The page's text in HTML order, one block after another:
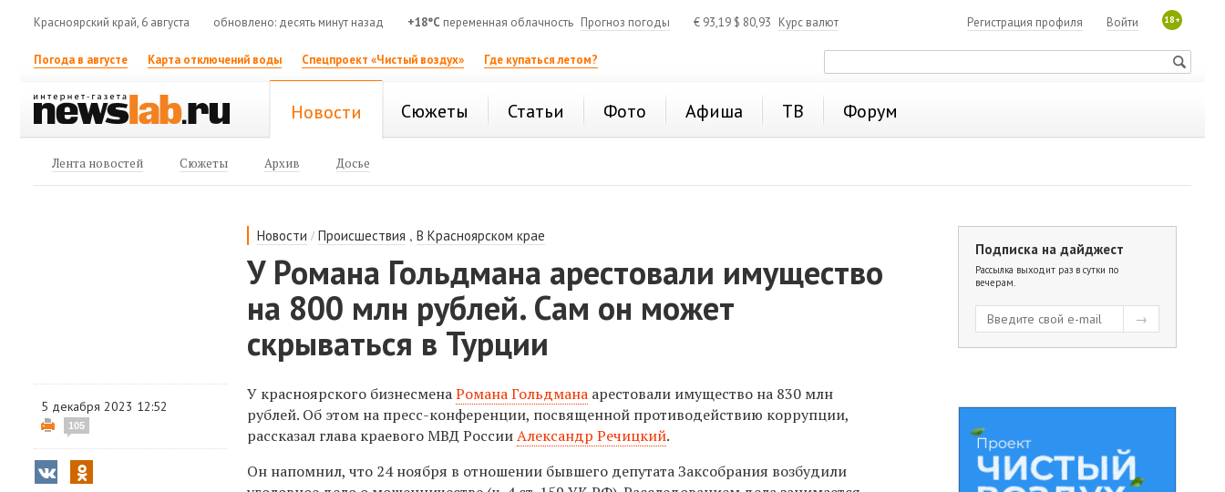
Красноярский край, 6 августа обновлено: десять минут назад +18°C переменная облачность Прогноз погоды € 93,19 $ 80,93 Курс валют 18+
Войти
Регистрация профиля
Погода в августе Карта отключений воды Спецпроект «Чистый воздух» Где купаться летом?
Новости Сюжеты Статьи Фото Афиша ТВ Форум
Лента новостей Сюжеты Архив Досье
Новости /Происшествия ,В Красноярском крае
У Романа Гольдмана арестовали имущество
на 800 млн рублей. Сам он может
скрываться в Турции
5 декабря 2023 12:52
105
У красноярского бизнесменаРомана Гольдмана арестовали имущество на 830 млн
рублей. Об этом на пресс-конференции, посвященной противодействию коррупции,
рассказал глава краевого МВД РоссииАлександр Речицкий.
Он напомнил, что 24 ноября в отношении бывшего депутата Заксобрания возбудили
Подписка на дайджест
Рассылка выходит раз в сутки по
вечерам.